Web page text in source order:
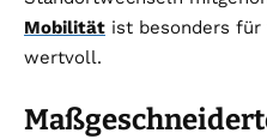
Mobilität ist besonders für
wertvoll.